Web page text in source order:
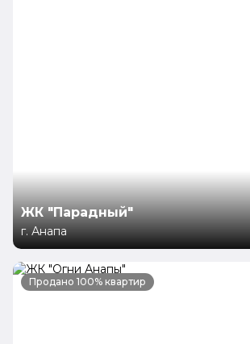
ЖК "Парадный"
г. Анапа
Продано 100% квартир